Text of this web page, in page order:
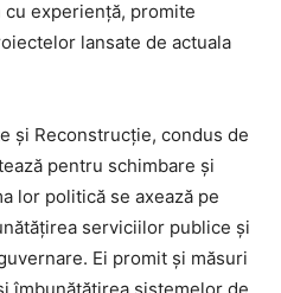
experiență, promite
lansate de actuala
și Reconstrucție, condus de
pentru schimbare și
lor politică se axează pe
serviciilor publice și
Ei promit și măsuri